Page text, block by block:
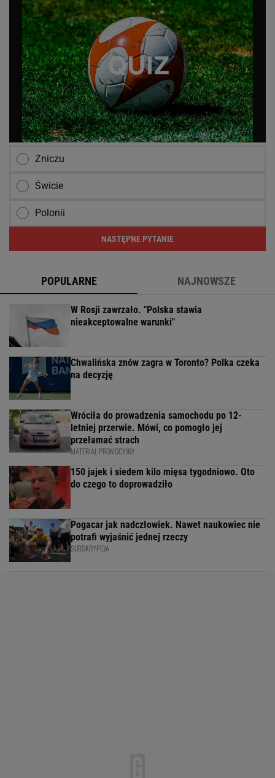
Zniczu
Świcie
Polonii
NASTĘPNE PYTANIE
POPULARNE NAJNOWSZE
W Rosji zawrzało. "Polska stawia
nieakceptowalne warunki"
Chwalińska znów zagra w Toronto? Polka czeka
na decyzję
Wróciła do prowadzenia samochodu po 12-
letniej przerwie. Mówi, co pomogło jej
przełamać strach
MATERIAŁ PROMOCYJNY
150 jajek i siedem kilo mięsa tygodniowo. Oto
do czego to doprowadziło
Pogacar jak nadczłowiek. Nawet naukowiec nie
potrafi wyjaśnić jednej rzeczy
SUBSKRYPCJA